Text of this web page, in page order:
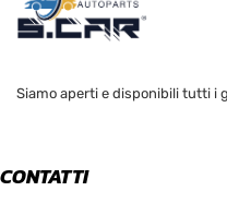
Siamo aperti e disponibili tutti i
CONTATTI